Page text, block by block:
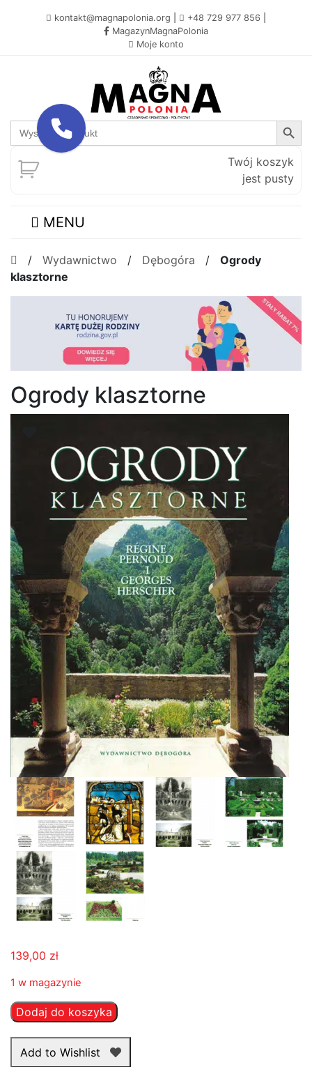
kontakt@magnapolonia.org +48 729 977 856
MagazynMagnaPolonia
Moje konto
Search
for:
Search Button
Twój koszyk
jest pusty
MENU
/ Wydawnictwo / Dębogóra / Ogrody
klasztorne
Ogrody klasztorne
139,00 zł
1 w magazynie
ilość
Ogrody
klasztorne
Dodaj do koszyka
Add to Wishlist